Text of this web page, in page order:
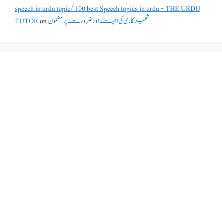
speech in urdu topic/100 best Speech topics in urdu - THE URDU
TUTORonشجرکاری کی اہمیت اور ضرورت پر مضمون